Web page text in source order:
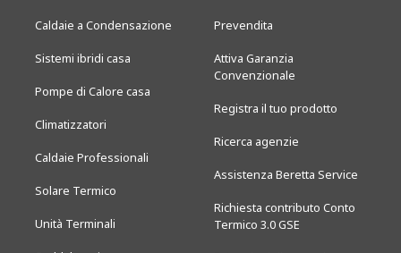
Caldaie a Condensazione
Sistemi ibridi casa
Pompe di Calore casa
Climatizzatori
Caldaie Professionali
Solare Termico
Unità Terminali
Prevendita
Attiva Garanzia
Convenzionale
Registra il tuo prodotto
Ricerca agenzie
Assistenza Beretta Service
Richiesta contributo Conto
Termico 3.0 GSE